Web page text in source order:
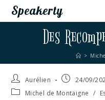
Speakerty
Des
>
Aurélien
24/09/
Michel de Montaigne /